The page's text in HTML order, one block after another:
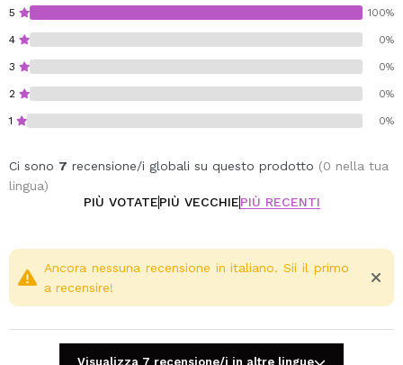
5 100%
4 0%
3 0%
2 0%
1 0%
Ci sono 7 recensione/i globali su questo prodotto (0 nella tua
lingua)
PIÙ VOTATEPIÙ VECCHIEPIÙ RECENTI
Ancora nessuna recensione in italiano. Sii il primo
a recensire!
Visualizza 7 recensione/i in altre lingue